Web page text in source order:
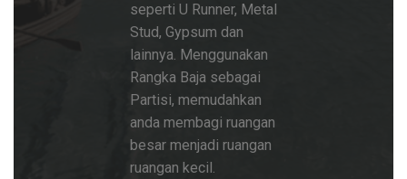
seperti U Runner, Metal
Stud, Gypsum dan
lainnya. Menggunakan
Rangka Baja sebagai
Partisi, memudahkan
anda membagi ruangan
besar menjadi ruangan
ruangan kecil.